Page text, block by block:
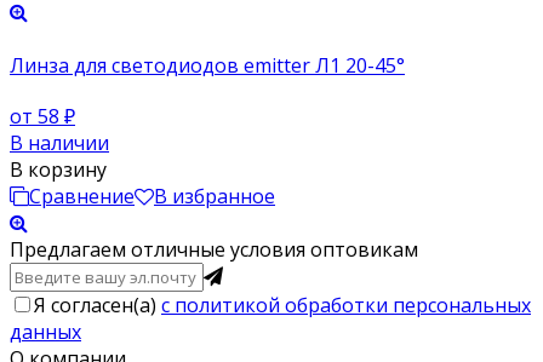
Линза для светодиодов emitter Л1 20-45°
от 58 ₽
В наличии
В корзину
Сравнение
В избранное
Предлагаем отличные условия оптовикам
Я согласен(a) с политикой обработки персональных
данных